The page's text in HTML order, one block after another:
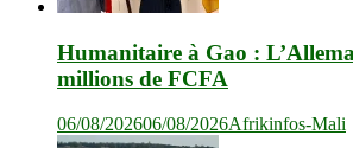
Humanitaire à Gao :
millions de FCFA
06/08/202606/08/2026Afrikinfos-Mali